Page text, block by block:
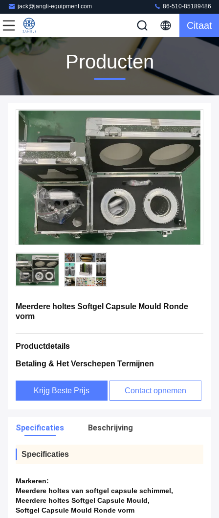
jack@jangli-equipment.com 86-510-85189486
Citaat
Producten
Meerdere holtes Softgel Capsule Mould Ronde
vorm
Productdetails
Betaling & Het Verschepen Termijnen
Krijg Beste Prijs Contact opnemen
Specificaties Beschrijving
Specificaties
Markeren:
Meerdere holtes van softgel capsule schimmel,
Meerdere holtes Softgel Capsule Mould,
Softgel Capsule Mould Ronde vorm